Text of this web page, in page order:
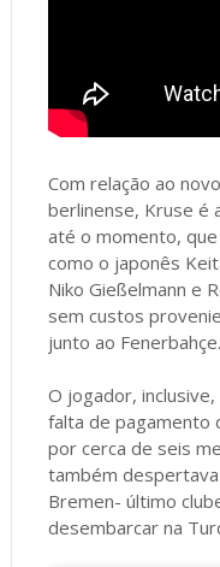
Com relação ao
berlinense, Kruse é
até o momento,
como o japonês
Niko Gießelmann e
sem custos
junto ao Fenerbahçe.
O jogador,
falta de pagamento
por cerca de seis
também
Bremen- último
desembarcar na